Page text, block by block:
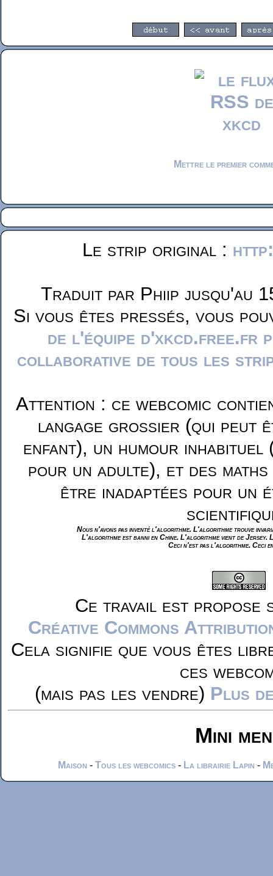
Mettre le premier
Le strip original :
Traduit par Phiip jusqu'au
Si vous êtes pressés, vous
de l'équipe d'xkcd.free.fr
collaborative de tous les
Attention : ce webcomic
langage grossier (qui peut
enfant), un humour inhabituel
pour un adulte), et des maths
être inadaptées pour un
Nous n'avons pas inventé l'algorithme. L'algorithme trouve
L'algorithme est banni en Chine. L'algorithme vient de Jersey.
Ceci n'est pas l'algorithme. Ceci
Ce travail est propose
Créative Commons
Cela signifie que vous êtes
ces
(mais pas les vendre) Plus
Mini
Maison - Tous les webcomics - La librairie Lapin -